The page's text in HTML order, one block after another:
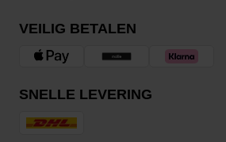
VEILIG BETALEN
SNELLE LEVERING